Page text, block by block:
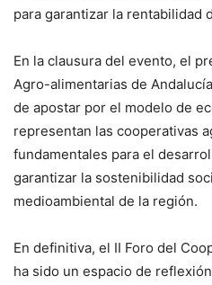
para garantizar la rentabilidad
En la clausura del evento, el
Agro-alimentarias de
de apostar por el modelo de
representan las cooperativas
fundamentales para el
garantizar la sostenibilidad
medioambiental de la región.
En definitiva, el II Foro del
ha sido un espacio de